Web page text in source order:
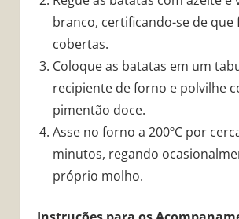
branco, certificando-se de que
cobertas.
Coloque as batatas em um
recipiente de forno e polvilhe
pimentão doce.
Asse no forno a 200ºC por
minutos, regando
próprio molho.